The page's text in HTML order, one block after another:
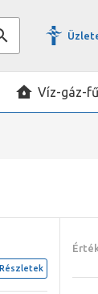
Víz-gáz-
Részletek